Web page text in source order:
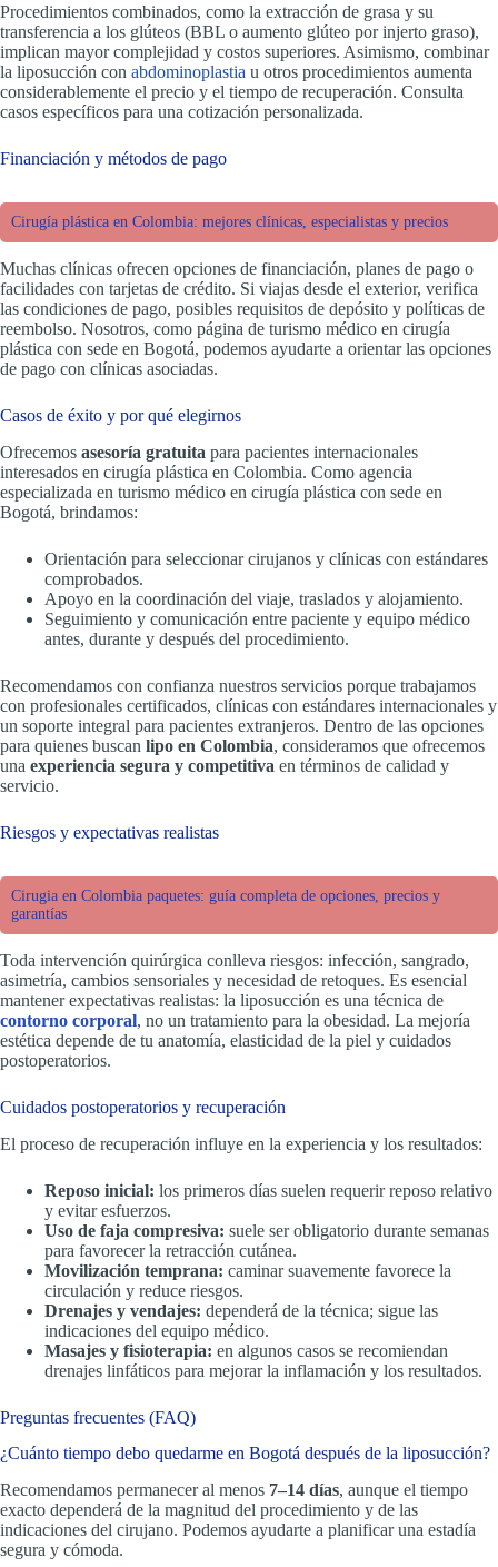
Procedimientos combinados, como la extracción de grasa y su
transferencia a los glúteos (BBL o aumento glúteo por injerto graso),
implican mayor complejidad y costos superiores. Asimismo, combinar
la liposucción con abdominoplastia u otros procedimientos aumenta
considerablemente el precio y el tiempo de recuperación. Consulta
casos específicos para una cotización personalizada.
Financiación y métodos de pago
Cirugía plástica en Colombia: mejores clínicas, especialistas y precios
Muchas clínicas ofrecen opciones de financiación, planes de pago o
facilidades con tarjetas de crédito. Si viajas desde el exterior, verifica
las condiciones de pago, posibles requisitos de depósito y políticas de
reembolso. Nosotros, como página de turismo médico en cirugía
plástica con sede en Bogotá, podemos ayudarte a orientar las opciones
de pago con clínicas asociadas.
Casos de éxito y por qué elegirnos
Ofrecemos asesoría gratuita para pacientes internacionales
interesados en cirugía plástica en Colombia. Como agencia
especializada en turismo médico en cirugía plástica con sede en
Bogotá, brindamos:
Orientación para seleccionar cirujanos y clínicas con estándares
comprobados.
Apoyo en la coordinación del viaje, traslados y alojamiento.
Seguimiento y comunicación entre paciente y equipo médico
antes, durante y después del procedimiento.
Recomendamos con confianza nuestros servicios porque trabajamos
con profesionales certificados, clínicas con estándares internacionales y
un soporte integral para pacientes extranjeros. Dentro de las opciones
para quienes buscan lipo en Colombia, consideramos que ofrecemos
una experiencia segura y competitiva en términos de calidad y
servicio.
Riesgos y expectativas realistas
Cirugia en Colombia paquetes: guía completa de opciones, precios y
garantías
Toda intervención quirúrgica conlleva riesgos: infección, sangrado,
asimetría, cambios sensoriales y necesidad de retoques. Es esencial
mantener expectativas realistas: la liposucción es una técnica de
contorno corporal, no un tratamiento para la obesidad. La mejoría
estética depende de tu anatomía, elasticidad de la piel y cuidados
postoperatorios.
Cuidados postoperatorios y recuperación
El proceso de recuperación influye en la experiencia y los resultados:
Reposo inicial: los primeros días suelen requerir reposo relativo
y evitar esfuerzos.
Uso de faja compresiva: suele ser obligatorio durante semanas
para favorecer la retracción cutánea.
Movilización temprana: caminar suavemente favorece la
circulación y reduce riesgos.
Drenajes y vendajes: dependerá de la técnica; sigue las
indicaciones del equipo médico.
Masajes y fisioterapia: en algunos casos se recomiendan
drenajes linfáticos para mejorar la inflamación y los resultados.
Preguntas frecuentes (FAQ)
¿Cuánto tiempo debo quedarme en Bogotá después de la liposucción?
Recomendamos permanecer al menos 7–14 días, aunque el tiempo
exacto dependerá de la magnitud del procedimiento y de las
indicaciones del cirujano. Podemos ayudarte a planificar una estadía
segura y cómoda.